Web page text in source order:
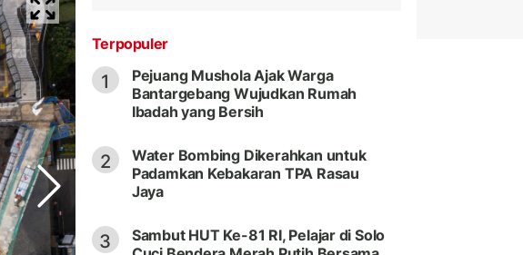
Terpopuler
1
Pejuang Mushola Ajak Warga
Bantargebang Wujudkan Rumah
Ibadah yang Bersih
2
Water Bombing Dikerahkan untuk
Padamkan Kebakaran TPA Rasau
Jaya
3
Sambut HUT Ke-81 RI, Pelajar di Solo